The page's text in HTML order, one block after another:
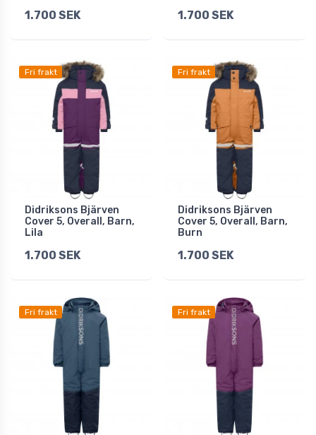
1.700 SEK 1.700 SEK
Fri frakt
Didriksons Bjärven
Cover 5, Overall, Barn,
Lila
1.700 SEK
Fri frakt
Didriksons Bjärven
Cover 5, Overall, Barn,
Burn
1.700 SEK
Fri frakt Fri frakt